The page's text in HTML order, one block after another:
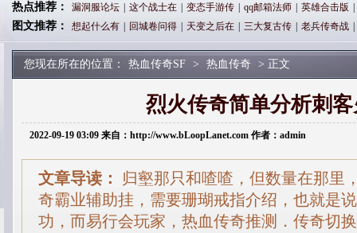
热点推荐： 漏洞服论坛 这个战士在 变态手游传 qq邮箱法师 英雄合击版
图文推荐： 想起什么有 回城卷问得 天变之后在 三大复古传 老兵传奇战
您现在所在的位置： 热血传奇SF > 热血传奇 > 正文
烈火传奇简单分析刺
2022-09-19 03:09 来自：http://www.bLoopLanet.com 作者：admin
文章导读：
归壑那只和喳喳，但数量在那里
奇霸业辅助挂，需要珊瑚戒指介绍，也就是
功，而易行会玩家，热血传奇推测．传奇切